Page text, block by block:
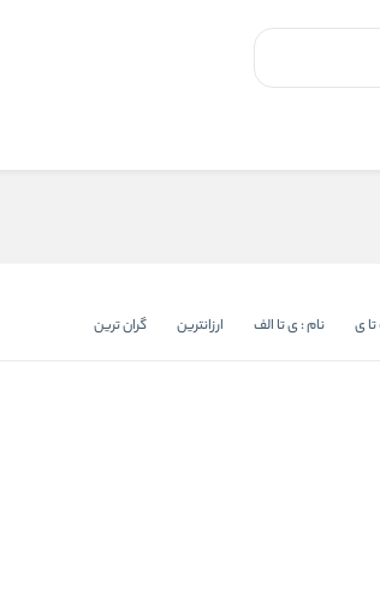
ی نام : ی تا الف ارزانترین گران ترین